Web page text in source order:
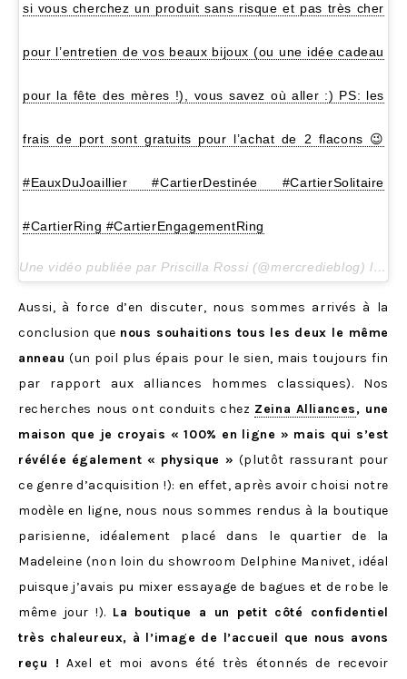
si vous cherchez un produit sans risque et pas très cher
pour l’entretien de vos beaux bijoux (ou une idée cadeau
pour la fête des mères !), vous savez où aller :) PS: les
frais de port sont gratuits pour l’achat de 2 flacons 😉
#EauxDuJoaillier #CartierDestinée #CartierSolitaire
#CartierRing #CartierEngagementRing
Une vidéo publiée par Priscilla Rossi (@mercredieblog) le
Aussi, à force d’en discuter, nous sommes arrivés à la
conclusion que nous souhaitions tous les deux le même
anneau (un poil plus épais pour le sien, mais toujours fin
par rapport aux alliances hommes classiques). Nos
recherches nous ont conduits chez Zeina Alliances, une
maison que je croyais « 100% en ligne » mais qui s’est
révélée également « physique » (plutôt rassurant pour
ce genre d’acquisition !): en effet, après avoir choisi notre
modèle en ligne, nous nous sommes rendus à la boutique
parisienne, idéalement placé dans le quartier de la
Madeleine (non loin du showroom Delphine Manivet, idéal
puisque j’avais pu mixer essayage de bagues et de robe le
même jour !). La boutique a un petit côté confidentiel
très chaleureux, à l’image de l’accueil que nous avons
reçu ! Axel et moi avons été très étonnés de recevoir